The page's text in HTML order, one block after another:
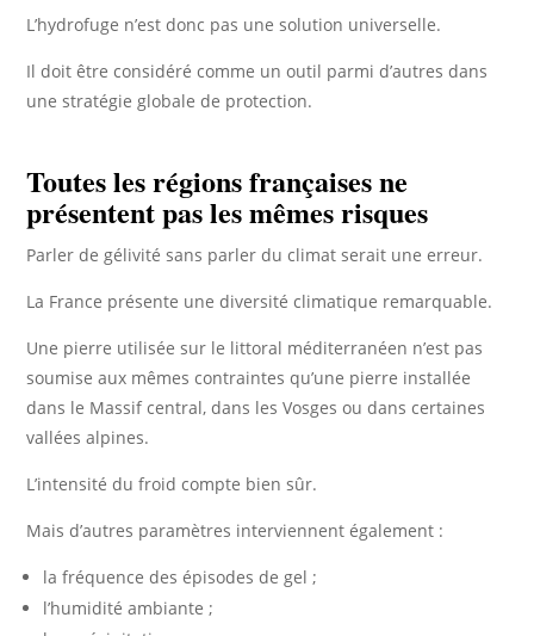
L’hydrofuge n’est donc pas une solution universelle.
Il doit être considéré comme un outil parmi d’autres dans
une stratégie globale de protection.
Toutes les régions françaises ne
présentent pas les mêmes risques
Parler de gélivité sans parler du climat serait une erreur.
La France présente une diversité climatique remarquable.
Une pierre utilisée sur le littoral méditerranéen n’est pas
soumise aux mêmes contraintes qu’une pierre installée
dans le Massif central, dans les Vosges ou dans certaines
vallées alpines.
L’intensité du froid compte bien sûr.
Mais d’autres paramètres interviennent également :
la fréquence des épisodes de gel ;
l’humidité ambiante ;